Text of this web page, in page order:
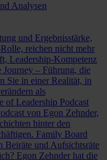
Analysen
und Ergebnisstärke,
reichen nicht mehr
Leadership-Kompetenz
Journey – Führung, die
Sie in einer Realität, in
als
of Leadership Podcast
von Egon Zehnder,
hinter den
Family Board
Beiräte und Aufsichtsräte
Egon Zehnder hat die